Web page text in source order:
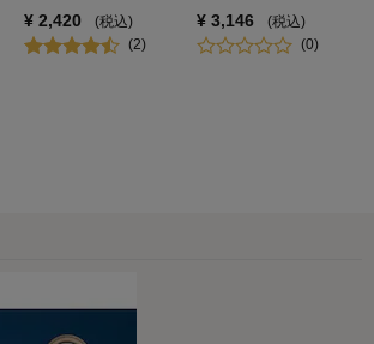
¥ 2,420
(税込)
(2)
¥ 3,146
(税込)
(0)